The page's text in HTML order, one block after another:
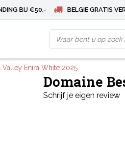
BIJ €50,- BELGIE GRATIS
Valley Enira White 2025
Domaine
Schrijf je eigen review